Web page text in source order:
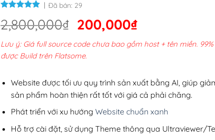
Đã bán: 29
2,800,000₫ Giá
gốc
là:
200,000₫Giá
hiện
tại
200,000₫.
Lưu ý: Giá full source code chưa bao gồm host + tên miền.
được Build trên Flatsome.
Website được tối ưu quy trình sản xuất bằng AI, giúp
sản phẩm hoàn thiện rất tốt với giá cả phải chăng.
Phát triển với xu hướng Website chuẩn xanh
Hỗ trợ cài đặt, sử dụng Theme thông qua Ultraviewer/